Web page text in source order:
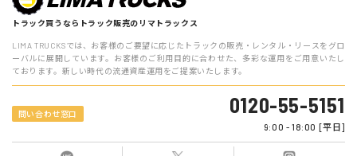
トラック買うならトラック販売のリマトラックス
LIMA TRUCKSでは、お客様のご要望に応じたトラックの販売・レンタル・リースをグロ
ーバルに展開しています。お客様のご利用目的に合わせた、多彩な運用をご用意いたし
ております。新しい時代の流通資産運用をご提案いたします。
問い合わせ窓口 0120-55-5151
9:00 - 18:00 [平日]